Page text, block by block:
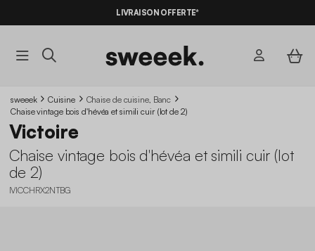
LIVRAISON OFFERTE*
sweeek Cuisine
Chaise de cuisine, Banc
Chaise vintage bois d'hévéa et simili cuir (lot de 2)
Victoire
Chaise vintage bois d'hévéa et simili cuir (lot
de 2)
IVICCHRX2NTBG